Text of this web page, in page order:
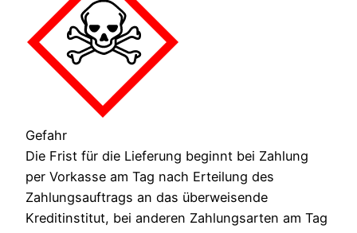
Gefahr
Die Frist für die Lieferung beginnt bei Zahlung
per Vorkasse am Tag nach Erteilung des
Zahlungsauftrags an das überweisende
Kreditinstitut, bei anderen Zahlungsarten am Tag